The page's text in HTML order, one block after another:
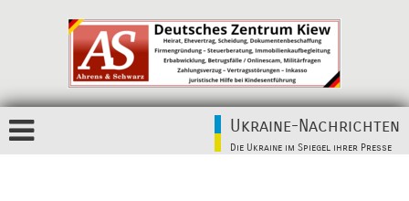
Ukraine-Nachrichten
Die Ukraine im Spiegel ihrer Presse